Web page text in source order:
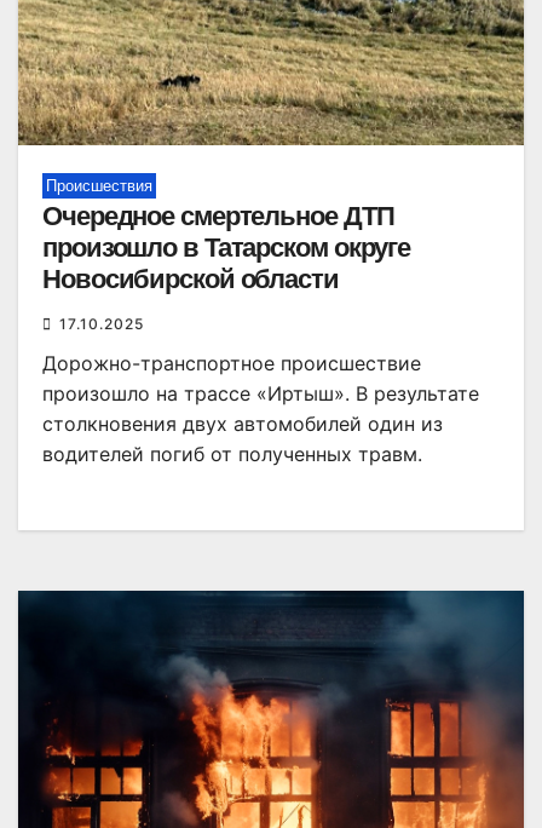
Происшествия
Очередное смертельное ДТП
произошло в Татарском округе
Новосибирской области
17.10.2025
Дорожно-транспортное происшествие
произошло на трассе «Иртыш». В результате
столкновения двух автомобилей один из
водителей погиб от полученных травм.